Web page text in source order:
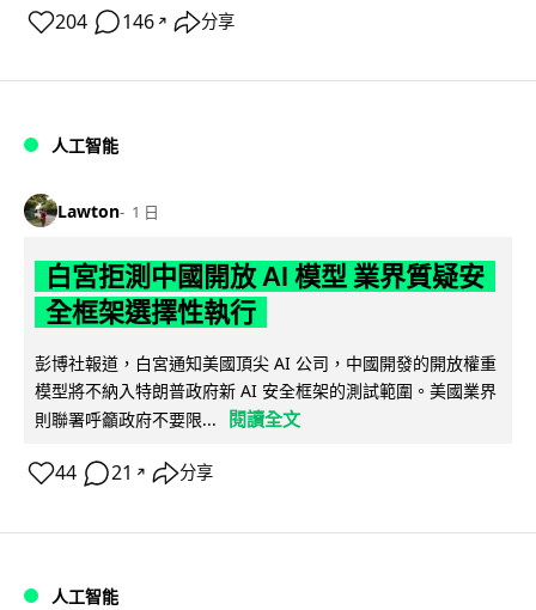
204 146 ↗ 分享
人工智能
Lawton 1 日
白宮拒測中國開放 AI 模型 業界質疑安
全框架選擇性執行
彭博社報道，白宮通知美國頂尖 AI 公司，中國開發的開放權重
模型將不納入特朗普政府新 AI 安全框架的測試範圍。美國業界
則聯署呼籲政府不要限...
閱讀全文
44 21 ↗ 分享
人工智能